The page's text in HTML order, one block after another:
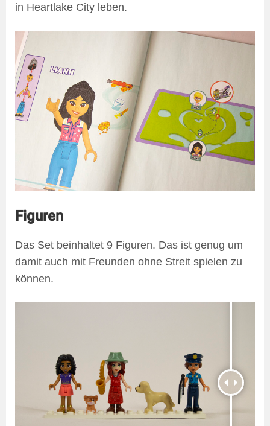
in Heartlake City leben.
Figuren
Das Set beinhaltet 9 Figuren. Das ist genug um
damit auch mit Freunden ohne Streit spielen zu
können.